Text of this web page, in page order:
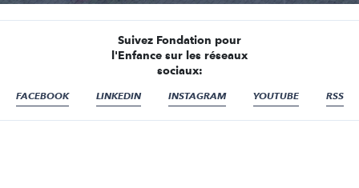
Suivez Fondation pour
l'Enfance sur les réseaux
sociaux:
FACEBOOK LINKEDIN INSTAGRAM YOUTUBE RSS